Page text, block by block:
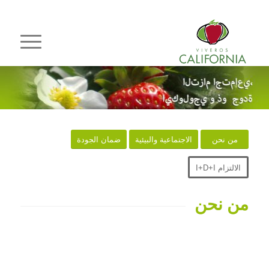
من نحن الاجتماعية والبيئية ضمان الجودة
الالتزام I+D+I
من نحن